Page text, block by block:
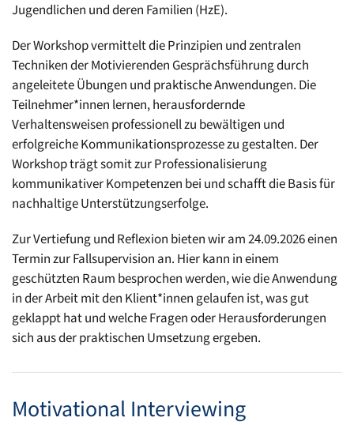
Jugendlichen und deren Familien (HzE).
Der Workshop vermittelt die Prinzipien und zentralen
Techniken der Motivierenden Gesprächsführung durch
angeleitete Übungen und praktische Anwendungen. Die
Teilnehmer*innen lernen, herausfordernde
Verhaltensweisen professionell zu bewältigen und
erfolgreiche Kommunikationsprozesse zu gestalten. Der
Workshop trägt somit zur Professionalisierung
kommunikativer Kompetenzen bei und schafft die Basis für
nachhaltige Unterstützungserfolge.
Zur Vertiefung und Reflexion bieten wir am 24.09.2026 einen
Termin zur Fallsupervision an. Hier kann in einem
geschützten Raum besprochen werden, wie die Anwendung
in der Arbeit mit den Klient*innen gelaufen ist, was gut
geklappt hat und welche Fragen oder Herausforderungen
sich aus der praktischen Umsetzung ergeben.
Motivational Interviewing